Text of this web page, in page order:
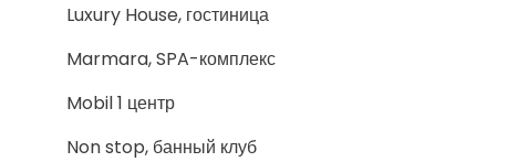
Luxury House, гостиница
Marmara, SPA-комплекс
Mobil 1 центр
Non stop, банный клуб